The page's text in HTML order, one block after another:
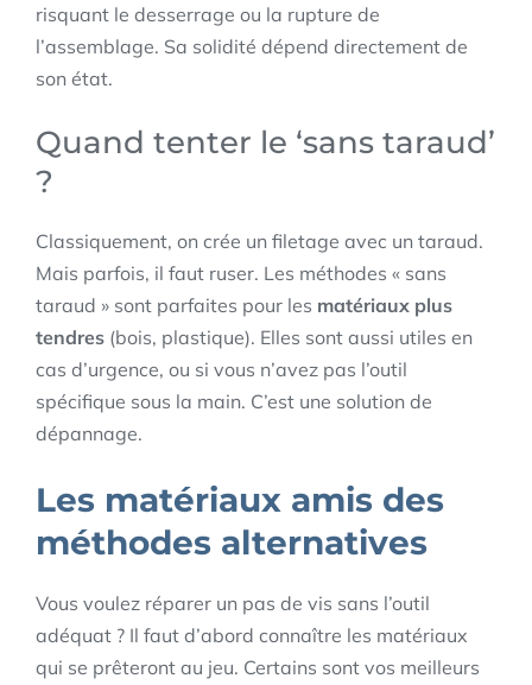
risquant le desserrage ou la rupture de
l’assemblage. Sa solidité dépend directement de
son état.
Quand tenter le ‘sans taraud’
?
Classiquement, on crée un filetage avec un taraud.
Mais parfois, il faut ruser. Les méthodes « sans
taraud » sont parfaites pour les matériaux plus
tendres (bois, plastique). Elles sont aussi utiles en
cas d’urgence, ou si vous n’avez pas l’outil
spécifique sous la main. C’est une solution de
dépannage.
Les matériaux amis des
méthodes alternatives
Vous voulez réparer un pas de vis sans l’outil
adéquat ? Il faut d’abord connaître les matériaux
qui se prêteront au jeu. Certains sont vos meilleurs